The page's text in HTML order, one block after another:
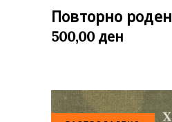
Повторно роден
500,00 ден